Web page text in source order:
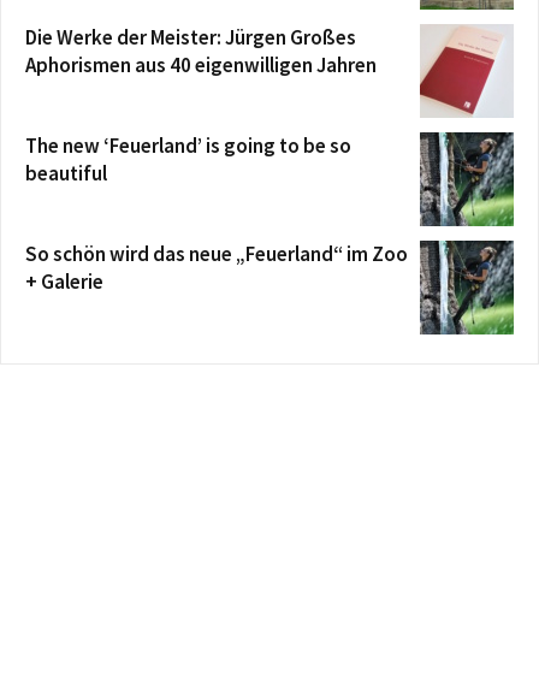
Die Werke der Meister: Jürgen Großes
Aphorismen aus 40 eigenwilligen Jahren
The new ‘Feuerland’ is going to be so
beautiful
So schön wird das neue „Feuerland“ im Zoo
+ Galerie